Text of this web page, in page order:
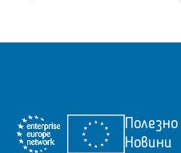
Полезно
Новини